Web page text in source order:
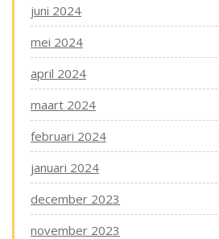
juni 2024
mei 2024
april 2024
maart 2024
februari 2024
januari 2024
december 2023
november 2023